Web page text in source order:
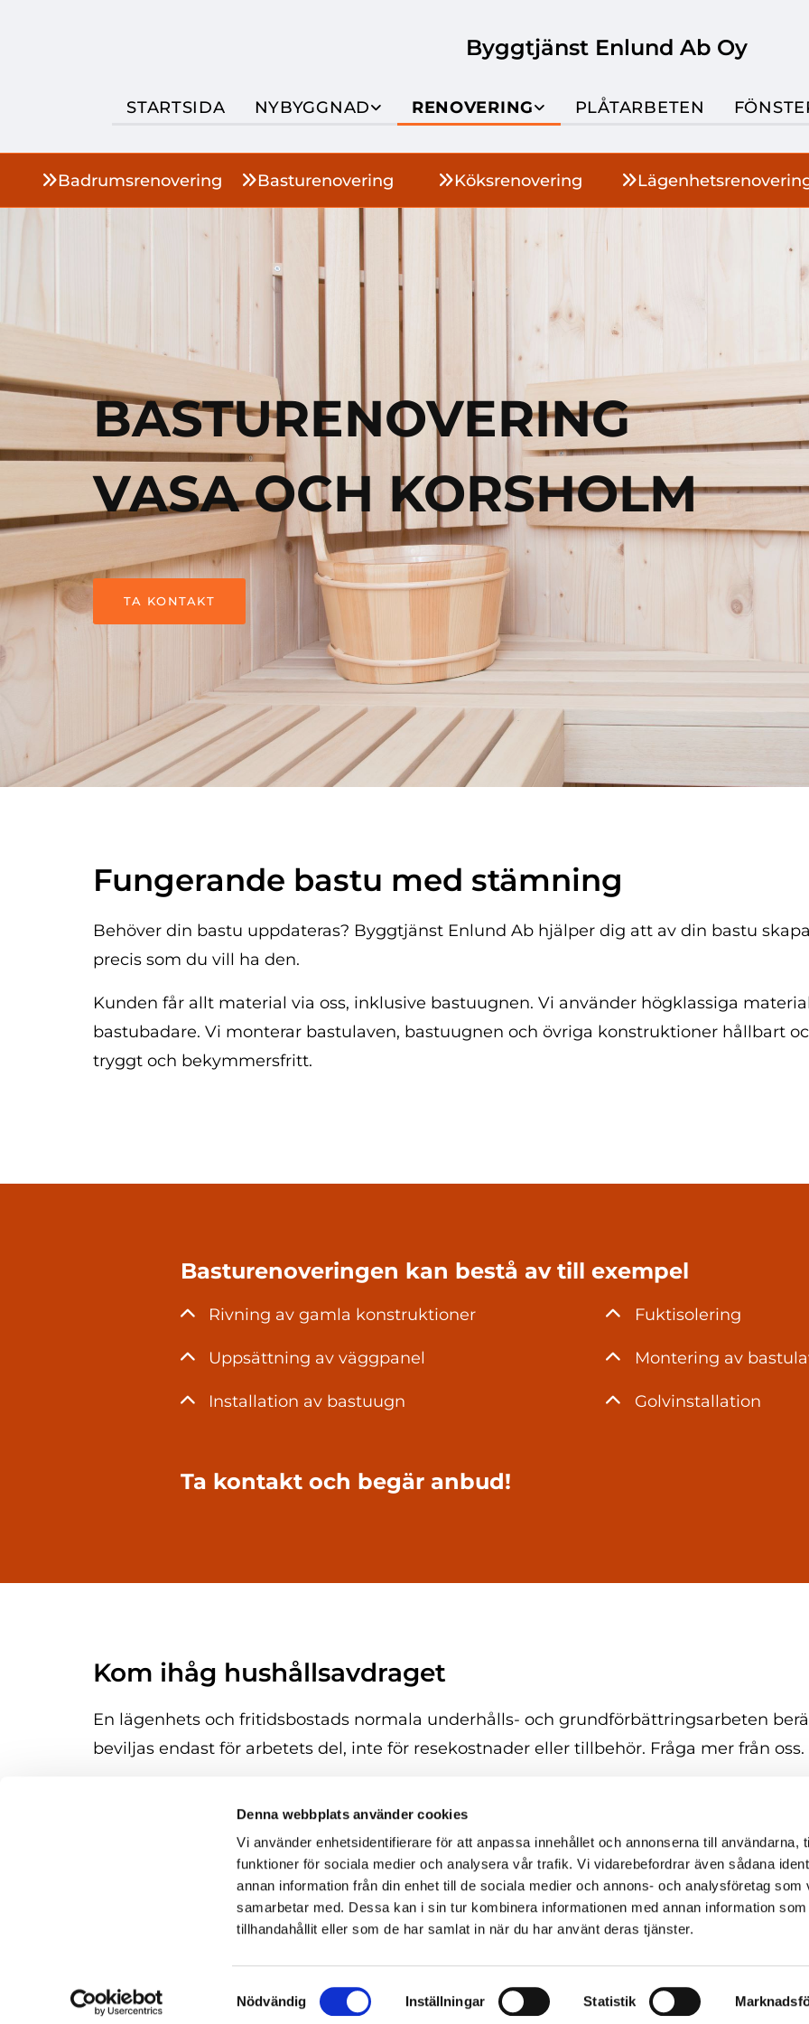
Denna webbplats använder cookies
Vi använder enhetsidentifierare för att anpassa innehållet och annonserna till användarna,
funktioner för sociala medier och analysera vår trafik. Vi vidarebefordrar även sådana
annan information från din enhet till de sociala medier och annons- och analysföretag som
samarbetar med. Dessa kan i sin tur kombinera informationen med annan information
tillhandahållit eller som de har samlat in när du har använt deras tjänster.
Samtyckesval
Nödvändig Inställningar Statistik
Byggtjänst Enlund Ab Oy
STARTSIDA NYBYGGNAD RENOVERING PLÅTARBETEN
Badrumsrenovering Basturenovering Köksrenovering 
BASTURENOVERING
VASA OCH KORSHOLM
TA KONTAKT
Fungerande bastu med stämning
Behöver din bastu uppdateras? Byggtjänst Enlund Ab hjälper dig att av din bastu
precis som du vill ha den.
Kunden får allt material via oss, inklusive bastuugnen. Vi använder högklassiga
bastubadare. Vi monterar bastulaven, bastuugnen och övriga konstruktioner hållbart
tryggt och bekymmersfritt.
Basturenoveringen kan bestå av till exempel
Rivning av gamla konstruktioner Fuktisolering
Uppsättning av väggpanel Montering av
Installation av bastuugn Golvinstallation
Ta kontakt och begär anbud!
Kom ihåg hushållsavdraget
En lägenhets och fritidsbostads normala underhålls- och grundförbättringsarbeten
beviljas endast för arbetets del, inte för resekostnader eller tillbehör. Fråga mer från oss.
Byggtjänst Enlund Ab Oy
Österhankmontie 178
66550 Västerhankmo Mustasaari
0500 865 622
Startsida
Nybyggnad
Renovering
Plåtarbeten
 Ta kontakt
Privacy policy